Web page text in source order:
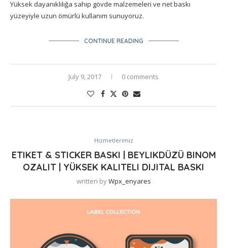
Yüksek dayanıklılığa sahip gövde malzemeleri ve net baskı
yüzeyiyle uzun ömürlü kullanım sunuyoruz.
CONTINUE READING
July 9, 2017 0 comments
Hizmetlerimiz
ETIKET & STICKER BASKI | BEYLIKDÜZÜ BINOM
OZALIT | YÜKSEK KALITELI DIJITAL BASKI
written byWpx_enyares